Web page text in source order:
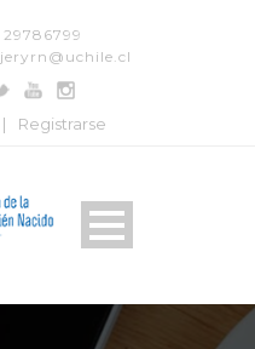
| Registrarse